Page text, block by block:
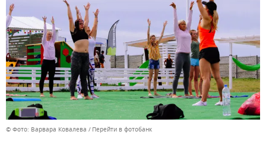
© Фото: Варвара Ковалева Перейти в фотобанк